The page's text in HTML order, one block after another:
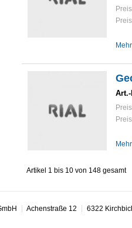
Art.-
Artikel 1 bis 10 von 148 gesamt
Achenstraße 12 6322